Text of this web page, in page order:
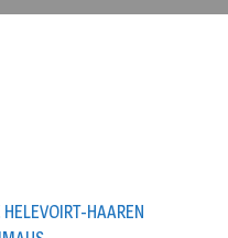
HAAREN